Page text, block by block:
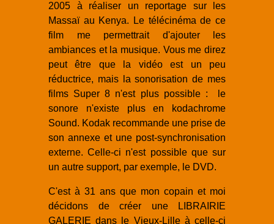
2005 à réaliser un reportage sur les
Massaï au Kenya. Le télécinéma de ce
film me permettrait d'ajouter les
ambiances et la musique. Vous me direz
peut être que la vidéo est un peu
réductrice, mais la sonorisation de mes
films Super 8 n'est plus possible : le
sonore n'existe plus en kodachrome
Sound. Kodak recommande une prise de
son annexe et une post-synchronisation
externe. Celle-ci n'est possible que sur
un autre support, par exemple, le DVD.
C'est à 31 ans que mon copain et moi
décidons de créer une LIBRAIRIE
GALERIE dans le Vieux-Lille à celle-ci